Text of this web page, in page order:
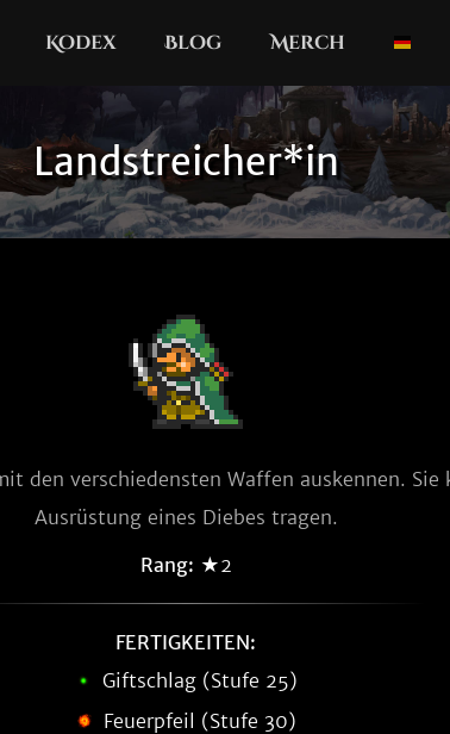
Kodex Blog Merch
Landstreicher*in
den verschiedensten Waffen auskennen. Sie
Ausrüstung eines Diebes tragen.
Rang: ★2
FERTIGKEITEN:
Giftschlag (Stufe 25)
Feuerpfeil (Stufe 30)